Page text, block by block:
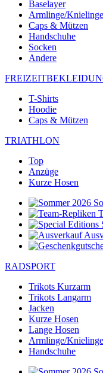
Baselayer
Armlinge/
Caps & Mützen
Handschuhe
Socken
Andere
T-Shirts
Hoodie
Caps & Mützen
TRIATHLON
Top
Anzüge
Kurze Hosen
RADSPORT
Trikots Kurzarm
Trikots Langarm
Jacken
Kurze Hosen
Lange Hosen
Armlinge/
Handschuhe